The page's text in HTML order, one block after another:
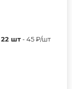
22 шт- 45 ₽/шт